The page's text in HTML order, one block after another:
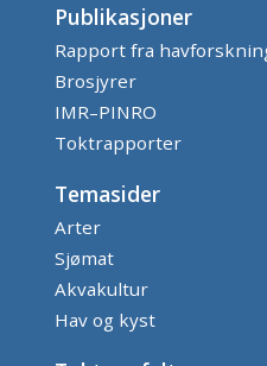
Publikasjoner
Rapport fra
Brosjyrer
IMR–PINRO
Toktrapporter
Temasider
Arter
Sjømat
Akvakultur
Hav og kyst